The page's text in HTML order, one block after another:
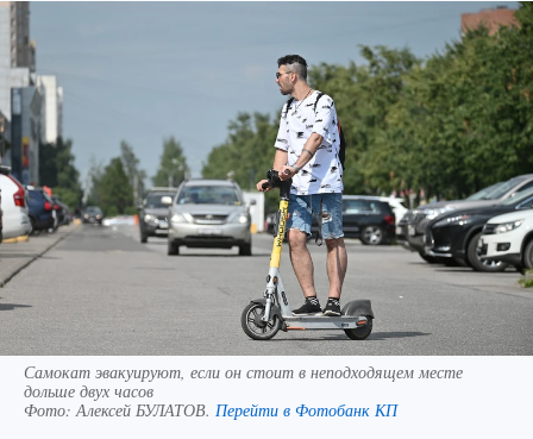
Самокат эвакуируют, если он стоит в неподходящем месте
дольше двух часов
Фото: Алексей БУЛАТОВ. Перейти в Фотобанк КП